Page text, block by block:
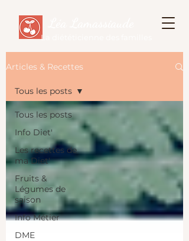
La diététicienne des familles
Articles & Recettes
Tous les posts
Info Diet'
Les recettes de
ma Diet'
Fruits &
Légumes de
saison
Info Métier
DME
Tous les posts